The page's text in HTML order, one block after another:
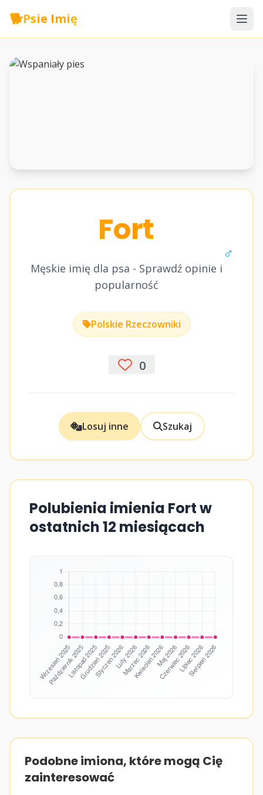
🐕Psie Imię
Fort
Męskie imię dla psa - Sprawdź opinie i
popularność
♂
Polskie Rzeczowniki
0
Losuj inne Szukaj
Polubienia imienia Fort w
ostatnich 12 miesiącach
Podobne imiona, które mogą Cię
zainteresować